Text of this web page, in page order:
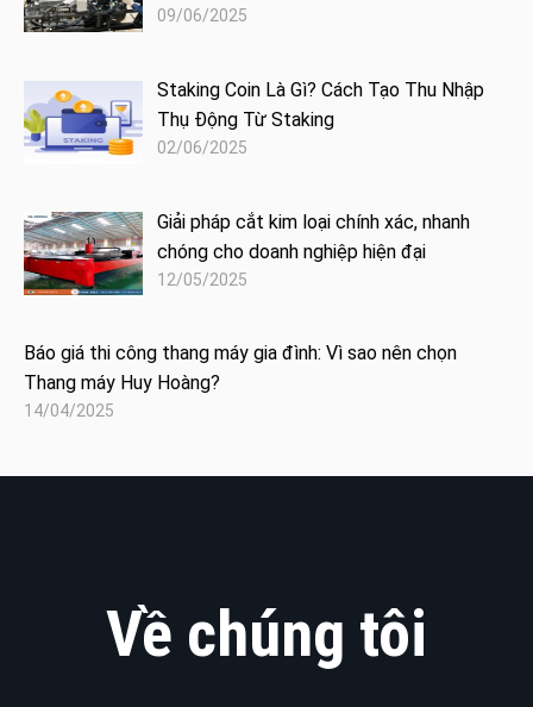
09/06/2025
Staking Coin Là Gì? Cách Tạo Thu Nhập
Thụ Động Từ Staking
02/06/2025
Giải pháp cắt kim loại chính xác, nhanh
chóng cho doanh nghiệp hiện đại
12/05/2025
Báo giá thi công thang máy gia đình: Vì sao nên chọn
Thang máy Huy Hoàng?
14/04/2025
Về chúng tôi